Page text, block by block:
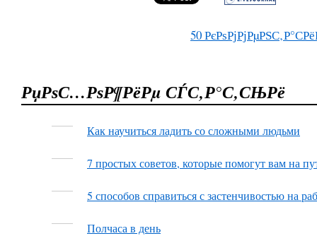
50
РџРѕС…РѕР¶РёРµ СЃС‚Р°С‚СЊРё
Как научиться ладить со сложными людьми
7 простых советов, которые помогут вам на
5 способов справиться с застенчивостью на
Полчаса в день